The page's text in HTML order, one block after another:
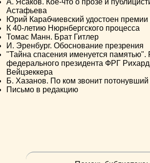
Астафьева
Юрий Карабчиевский удостоен
К 40-летию Нюрнбергского процесса
Томас Манн. Брат Гитлер
И. Эренбург. Обоснование презрения
"Тайна спасения именуется памятью".
федерального президента ФРГ
Вейцзеккера
Б. Хазанов. По ком звонит потонувший
Письмо в редакцию